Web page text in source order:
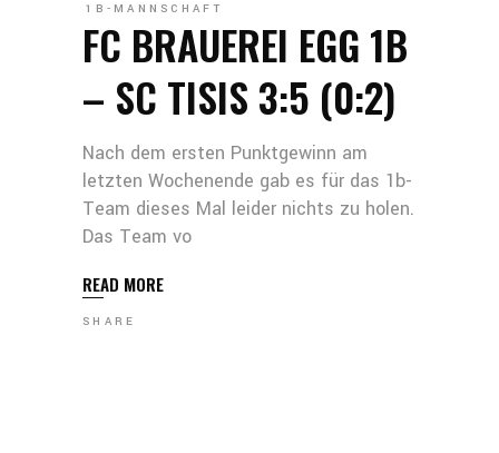
1B-MANNSCHAFT
FC BRAUEREI EGG 1B
– SC TISIS 3:5 (0:2)
Nach dem ersten Punktgewinn am
letzten Wochenende gab es für das 1b-
Team dieses Mal leider nichts zu holen.
Das Team vo
READ MORE
SHARE